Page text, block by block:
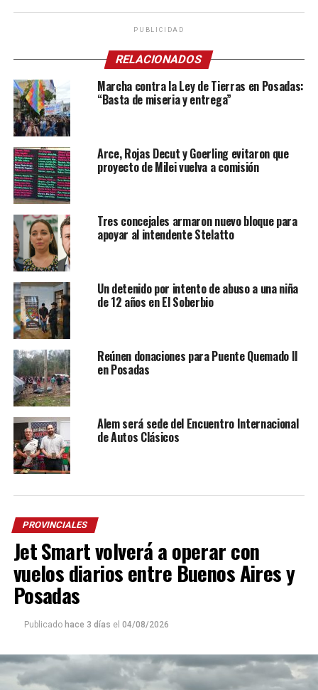
PUBLICIDAD
RELACIONADOS
Marcha contra la Ley de Tierras en Posadas:
“Basta de miseria y entrega”
Arce, Rojas Decut y Goerling evitaron que
proyecto de Milei vuelva a comisión
Tres concejales armaron nuevo bloque para
apoyar al intendente Stelatto
Un detenido por intento de abuso a una niña
de 12 años en El Soberbio
Reúnen donaciones para Puente Quemado II
en Posadas
Alem será sede del Encuentro Internacional
de Autos Clásicos
PROVINCIALES
Jet Smart volverá a operar con
vuelos diarios entre Buenos Aires y
Posadas
Publicado hace 3 días el 04/08/2026